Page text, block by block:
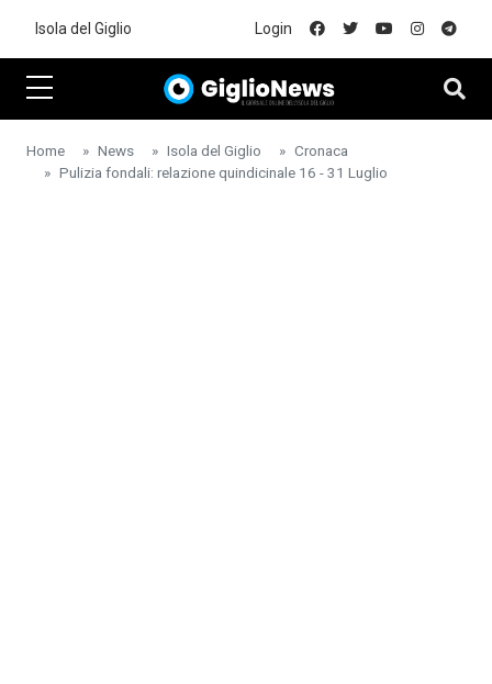
Isola del Giglio Login
Home News Isola del Giglio
Cronaca
Pulizia fondali: relazione quindicinale 16 - 31 Luglio